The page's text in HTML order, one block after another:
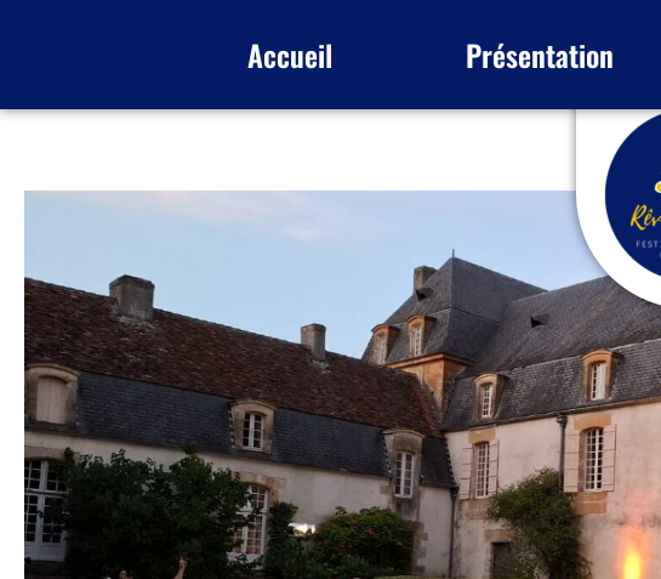
Accueil Présentation